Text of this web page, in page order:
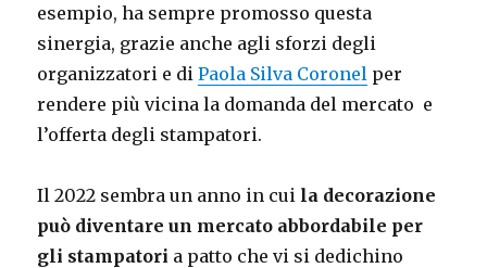
esempio, ha sempre promosso questa
sinergia, grazie anche agli sforzi degli
organizzatori e diPaola Silva Coronel per
rendere più vicina la domanda del mercato e
l’offerta degli stampatori.
Il 2022 sembra un anno in cui la decorazione
può diventare un mercato abbordabile per
gli stampatori a patto che vi si dedichino